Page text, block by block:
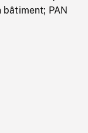
bâtiment; PAN